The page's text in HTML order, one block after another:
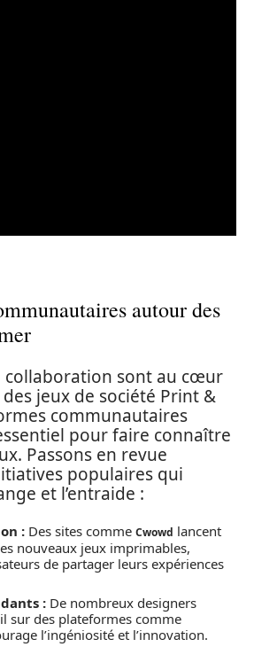
autour des
collaboration sont au cœur
jeux de société Print &
communautaires
pour faire connaître
Passons en revue
populaires qui
et l’entraide :
: Des sites comme Cwowd lancent
nouveaux jeux imprimables,
de partager leurs expériences
: De nombreux designers
sur des plateformes comme
l’ingéniosité et l’innovation.